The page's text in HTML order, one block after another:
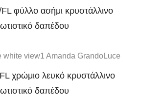
φύλλο ασήμι κρυστάλλινο
δαπέδου
χρώμιο λευκό κρυστάλλινο
δαπέδου